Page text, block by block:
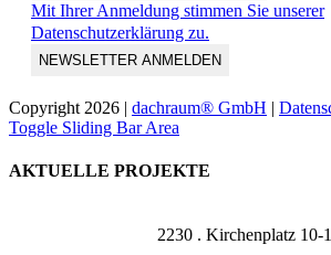
Mit Ihrer Anmeldung stimmen Sie unserer
Datenschutzerklärung zu.
Copyright 2026 | dachraum® GmbH |
Toggle Sliding Bar Area
AKTUELLE PROJEKTE
2230 . Kirchenplatz 10-